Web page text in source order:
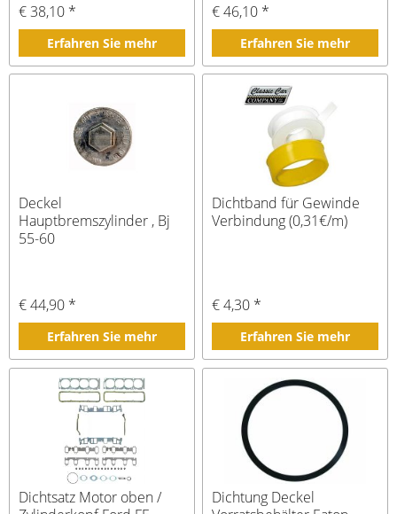
€ 38,10 *
Erfahren Sie mehr
€ 46,10 *
Erfahren Sie mehr
Deckel
Hauptbremszylinder , Bj
55-60
€ 44,90 *
Erfahren Sie mehr
Dichtband für Gewinde
Verbindung (0,31€/m)
€ 4,30 *
Erfahren Sie mehr
Dichtsatz Motor oben /
Dichtung Deckel